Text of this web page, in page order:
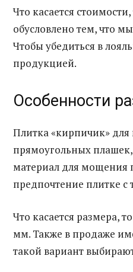
Что касается
обусловлено тем, что
Чтобы убедиться в
продукцией.
Особенности
Плитка «кирпичик»
прямоугольных
материал для мощения
предпочтение плитке
Что касается размера,
мм. Также в продаже
такой вариант